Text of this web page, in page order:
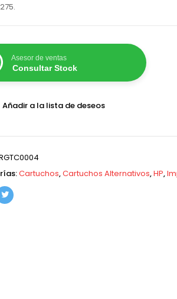
Asesor de ventas
Consultar Stock
Añadir a la lista de deseos
Cartuchos,Cartuchos Alternativos,HP,